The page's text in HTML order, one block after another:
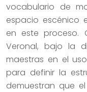
vocabulario de
espacio escénico
en este proceso.
Veronal, bajo la
maestras en el
para definir la
demuestran que